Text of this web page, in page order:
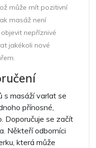
může mít pozitivní
masáž není
nepříznivé
jakékoli nové
s masáží varlat se
přínosné,
Doporučuje se začít
Někteří odborníci
která může